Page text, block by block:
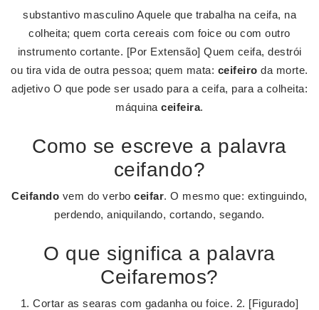
substantivo masculino Aquele que trabalha na ceifa, na
colheita; quem corta cereais com foice ou com outro
instrumento cortante. [Por Extensão] Quem ceifa, destrói
ou tira vida de outra pessoa; quem mata: ceifeiro da morte.
adjetivo O que pode ser usado para a ceifa, para a colheita:
máquinaceifeira.
Como se escreve a palavra
ceifando?
Ceifando vem do verboceifar. O mesmo que: extinguindo,
perdendo, aniquilando, cortando, segando.
O que significa a palavra
Ceifaremos?
1. Cortar as searas com gadanha ou foice. 2. [Figurado]